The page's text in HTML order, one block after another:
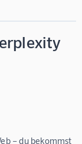
– du bekommst